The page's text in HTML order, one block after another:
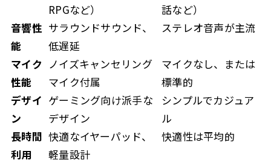
RPGなど）
話など）
音響性
能
サラウンドサウンド、
低遅延
ステレオ音声が主流
マイク
性能
ノイズキャンセリング
マイク付属
マイクなし、または
標準的
デザイ
ン
ゲーミング向け派手な
デザイン
シンプルでカジュア
ル
長時間
利用
快適なイヤーパッド、
軽量設計
快適性は平均的